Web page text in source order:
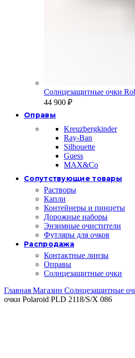
Солнцезащитные очки
44 900 ₽
Оправы
Kreuzbergkinder
Ray-Ban
Silhouette
Guess
MAX&Co
Сопутствующие товары
Растворы
Капли
Контейнеры и пинцеты
Дорожные наборы
Энзимные очистители
Футляры для очков
Распродажа
Контактные линзы
Оправы
Солнцезащитные очки
Главная Магазин Солнцезащитные
очки Polaroid PLD 2118/S/X 086